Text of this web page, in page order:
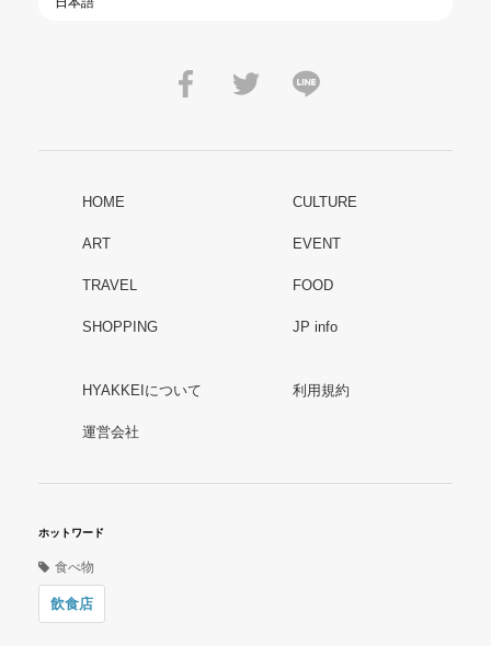
HOME CULTURE
ART EVENT
TRAVEL FOOD
SHOPPING JP info
HYAKKEIについて 利用規約
運営会社
ホットワード
食べ物
飲食店